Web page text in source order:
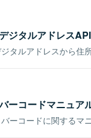
ジタルアドレスAPI
タルアドレスから住
ーコードマニュア
ーコードに関するマ